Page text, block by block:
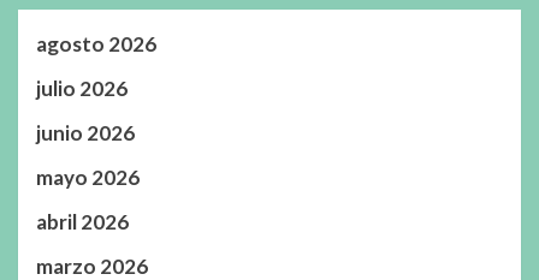
agosto 2026
julio 2026
junio 2026
mayo 2026
abril 2026
marzo 2026